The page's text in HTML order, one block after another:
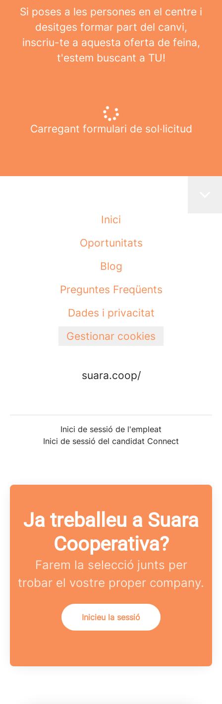
Si poses a les persones en el centre i
desitges formar part del canvi,
inscriu-te a aquesta oferta de feina,
t'estem buscant a TU!
Carregant formulari de sol·licitud
Inici
Oportunitats
Blog
Preguntes Freqüents
Dades i privacitat
Gestionar cookies
suara.coop/
Inici de sessió de l'empleat
Inici de sessió del candidat Connect
Ja treballeu a Suara
Cooperativa?
Farem la selecció junts per
trobar el vostre proper company.
Inicieu la sessió